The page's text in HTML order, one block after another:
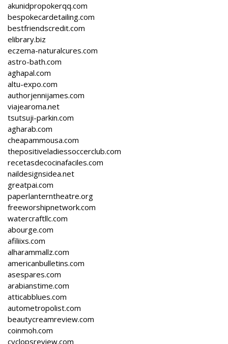
akunidpropokerqq.com
bespokecardetailing.com
bestfriendscredit.com
elibrary.biz
eczema-naturalcures.com
astro-bath.com
aghapal.com
altu-expo.com
authorjennijames.com
viajearoma.net
tsutsuji-parkin.com
agharab.com
cheapammousa.com
thepositiveladiessoccerclub.com
recetasdecocinafaciles.com
naildesignsidea.net
greatpai.com
paperlanterntheatre.org
freeworshipnetwork.com
watercraftllc.com
abourge.com
afiliixs.com
alharammallz.com
americanbulletins.com
asespares.com
arabianstime.com
atticabblues.com
autometropolist.com
beautycreamreview.com
coinmoh.com
cyclopsreview.com